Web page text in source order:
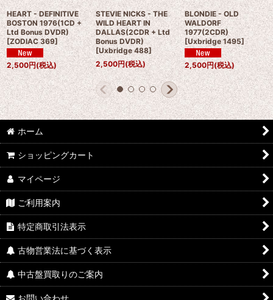
HEART - DEFINITIVE
BOSTON 1976(1CD +
Ltd Bonus DVDR)
[ZODIAC 369]
2,500円(税込)
STEVIE NICKS - THE
WILD HEART IN
DALLAS(2CDR + Ltd
Bonus DVDR)
[Uxbridge 488]
2,500円(税込)
BLONDIE - OLD
WALDORF
1977(2CDR)
[Uxbridge 1495]
2,500円(税込)
ホーム
ショッピングカート
マイページ
ご利用案内
特定商取引法表示
古物営業法に基づく表示
中古盤買取りのご案内